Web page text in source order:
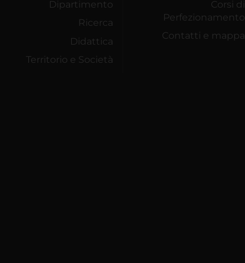
Dipartimento
Ricerca
Didattica
Territorio e Società
Corsi di
Perfezionamento
Contatti e mappa